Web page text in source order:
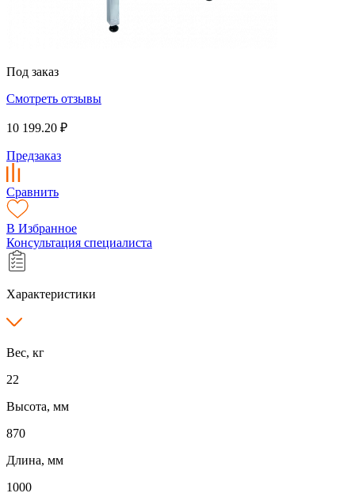
Под заказ
Смотреть отзывы
10 199.20 ₽
Предзаказ
Сравнить
В Избранное
Консультация специалиста
Характеристики
Вес, кг
22
Высота, мм
870
Длина, мм
1000